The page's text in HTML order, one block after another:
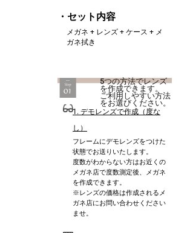
・セット内容
メガネ + レンズ + ケース + メ
ガネ拭き
5つの方法でレンズ
を作成できます。
ご利用しやすい方法
をお選びください。
1. デモレンズで作成（度な
し）
フレームにデモレンズをつけた
状態でお送りいたします。
度数がわからない方はお近くの
メガネ店で度数測定後、メガネ
を作成できます。
※レンズの価格は作成されるメ
ガネ店にお問い合わせください
ませ。